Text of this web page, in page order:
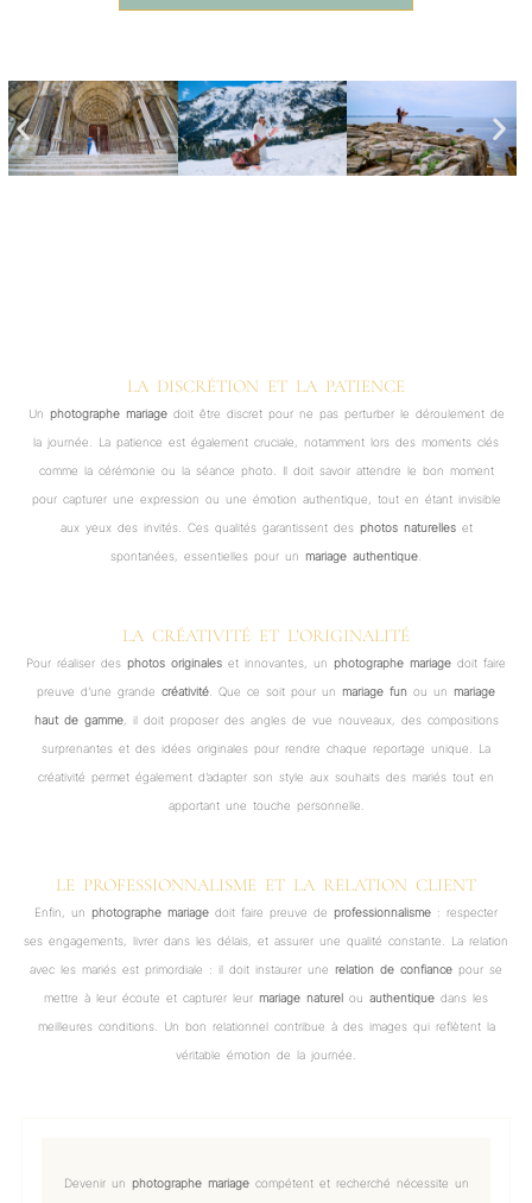
LA DISCRÉTION ET LA PATIENCE
Un photographe mariagedoit être discret pour ne pas perturber le déroulement de
la journée. La patience est également cruciale, notamment lors des moments clés
comme la cérémonie ou la séance photo. Il doit savoir attendre le bon moment
pour capturer une expression ou une émotion authentique, tout en étant invisible
aux yeux des invités. Ces qualités garantissent des photos naturelleset
spontanées, essentielles pour un mariage authentique
LA CRÉATIVITÉ ET L’ORIGINALITÉ
Pour réaliser des photos originales et innovantes, un photographe mariage doit faire
preuve d’une grande créativité . Que ce soit pour un mariage fun ou un mariage
haut de gamme, il doit proposer des angles de vue nouveaux, des compositions
surprenantes et des idées originales pour rendre chaque reportage unique. La
créativité permet également d’adapter son style aux souhaits des mariés tout en
apportant une touche personnelle.
LE PROFESSIONNALISME ET LA RELATION CLIENT
Enfin, un photographe mariage doit faire preuve de professionnalisme : respecter
ses engagements, livrer dans les délais, et assurer une qualité constante. La relation
avec les mariés est primordiale : il doit instaurer une relation de confiance pour se
mettre à leur écoute et capturer leur mariage naturel ou authentique dans les
meilleures conditions. Un bon relationnel contribue à des images qui reflètent la
véritable émotion de la journée.
Devenir un photographe mariagecompétent et recherché nécessite un